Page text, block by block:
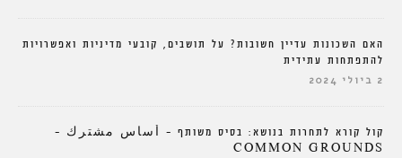
האם השכונות עדיין חשובות? על תושבים, קובעי מדיניות ואפשרויות
להתפתחות עתידית
2 ביולי 2024
קול קורא לתחרות בנושא: בסיס משותף – أساس مشترك –
COMMON GROUNDS